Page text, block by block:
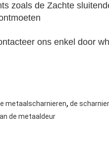
zoals de Zachte
ons enkel door
metaalscharnieren, de
de metaaldeur